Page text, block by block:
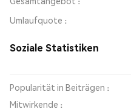
Umlaufquote
Soziale Statistiken
Popularität in Beiträgen :
Mitwirkende :